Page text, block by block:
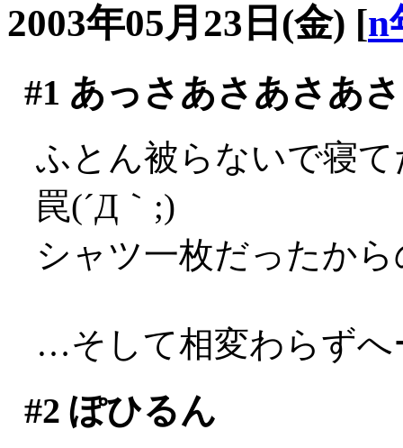
2003年05月23日(金) [n
#1 あっさあさあさあ
ふとん被らないで寝
罠(´Д｀;)
シャツ一枚だったから
…そして相変わらずへ
#2 ぽひるん